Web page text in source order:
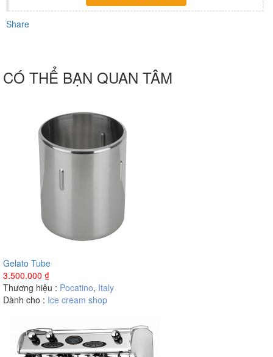
Share
CÓ THỂ BẠN QUAN TÂM
Gelato Tube
3.500.000 ₫
Thương hiệu : Pocatino, Italy
Dành cho : Ice cream shop